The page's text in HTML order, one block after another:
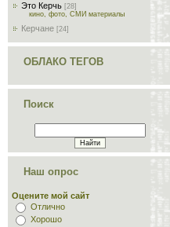
Это Керчь [28]
кино, фото, СМИ материалы
Керчане [24]
ОБЛАКО ТЕГОВ
Поиск
Наш опрос
Оцените мой сайт
Отлично
Хорошо